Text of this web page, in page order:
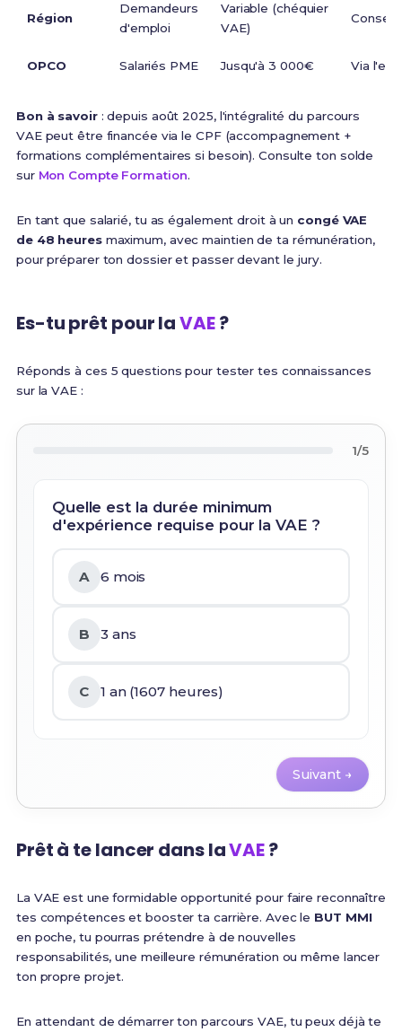
Région
Demandeurs
d'emploi
Variable (chéquier
VAE)
Conseil
OPCO Salariés PME Jusqu'à 3 000€ Via
Bon à savoir: depuis août 2025, l'intégralité du parcours
VAE peut être financée via le CPF (accompagnement +
formations complémentaires si besoin). Consulte ton solde
sur Mon Compte Formation.
En tant que salarié, tu as également droit à un congé VAE
de 48 heuresmaximum, avec maintien de ta rémunération,
pour préparer ton dossier et passer devant le jury.
Es-tu prêt pour laVAE?
Réponds à ces 5 questions pour tester tes connaissances
sur la VAE :
1/5
Quelle est la durée minimum
d'expérience requise pour la VAE ?
A 6 mois
B 3 ans
C 1 an (1607 heures)
Suivant →
Prêt à te lancer dans laVAE?
La VAE est une formidable opportunité pour faire reconnaître
tes compétences et booster ta carrière. Avec le BUT MMI
en poche, tu pourras prétendre à de nouvelles
responsabilités, une meilleure rémunération ou même lancer
ton propre projet.
En attendant de démarrer ton parcours VAE, tu peux déjà te